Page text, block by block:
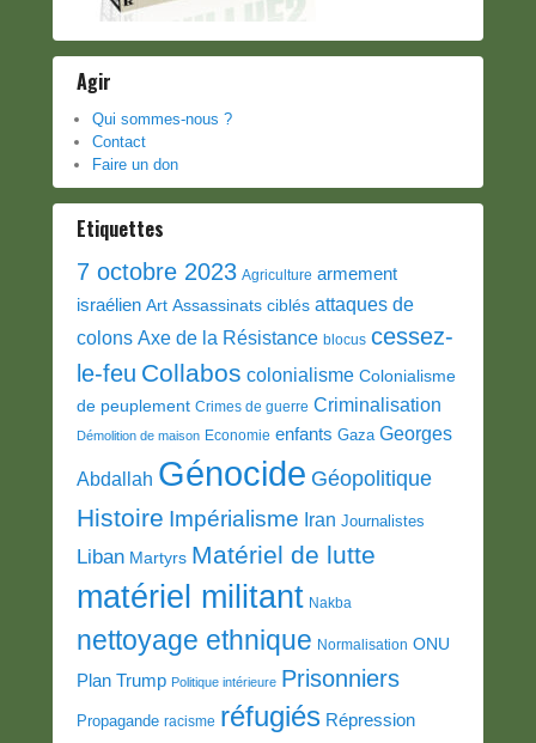
Agir
Qui sommes-nous ?
Contact
Faire un don
Etiquettes
7 octobre 2023 Agriculture armement
israélien Art Assassinats ciblés attaques de
colons Axe de la Résistance blocus cessez-
le-feu Collabos colonialisme Colonialisme
de peuplement Crimes de guerre Criminalisation
Démolition de maison Economie enfants Gaza Georges
Abdallah Génocide Géopolitique
Histoire Impérialisme Iran Journalistes
Liban Martyrs Matériel de lutte
matériel militant Nakba
nettoyage ethnique Normalisation ONU
Plan Trump Politique intérieure Prisonniers
Propagande racisme réfugiés Répression